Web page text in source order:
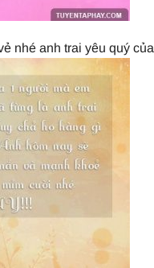
nhé anh trai yêu quý